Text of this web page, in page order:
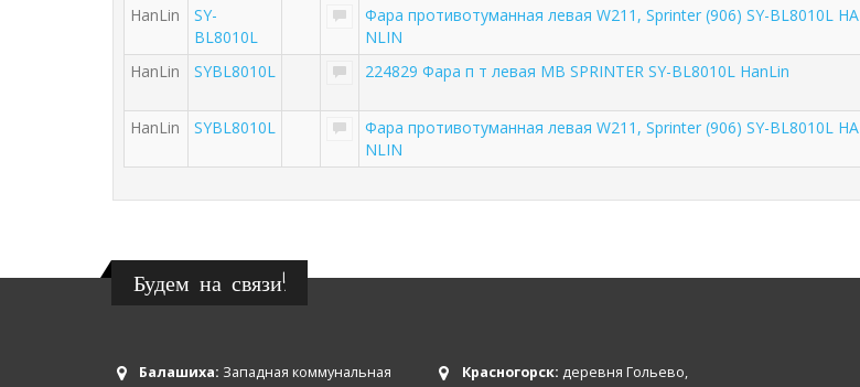
HanLin
SY-
BL8010L
Фара противотуманная левая W211, Sprinter (906) SY-BL8010L HA
NLIN
HanLin SYBL8010L 224829 Фара п т левая MB SPRINTER SY-BL8010L HanLin
HanLin SYBL8010L
Фара противотуманная левая W211, Sprinter (906) SY-BL8010L HA
NLIN
Будем на связи!
Балашиха: Западная коммунальная Красногорск: деревня Гольево,